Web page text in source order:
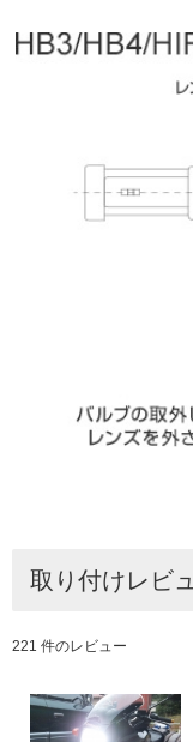
取り付けレビ
221 件のレビュー